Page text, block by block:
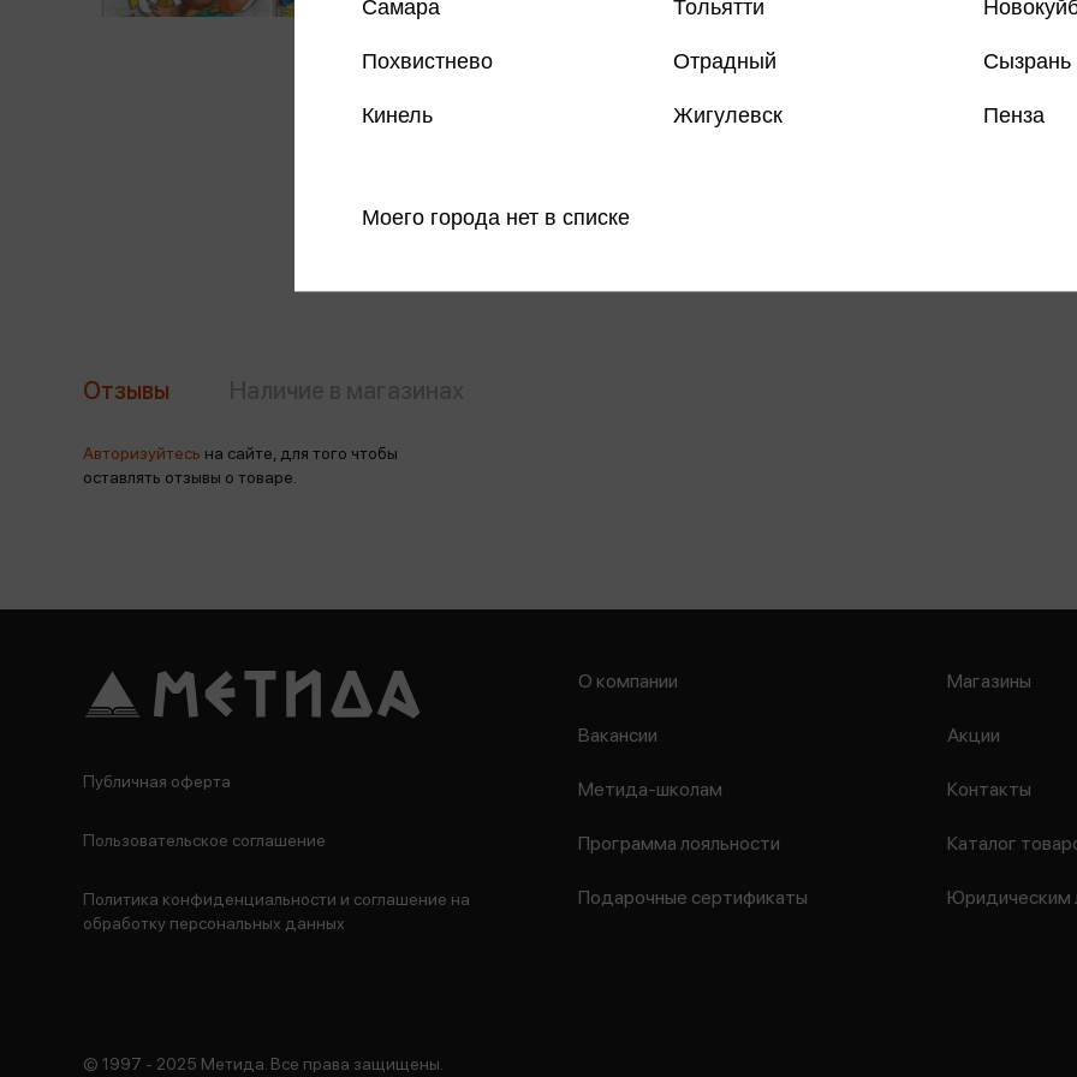
Отзывы
Авторизуйтесь на сайте, для того чтобы
оставлять отзывы о товаре.
Самара Тольятти
Похвистнево Отрадный Сызрань
Кинель Жигулевск Пенза
Моего города нет в списке
О компании
Вакансии
Метида-школам
Программа лояльности
Подарочные сертификаты
Магазины
Акции
Контакты
Каталог
Юридическим
Публичная оферта
Пользовательское соглашение
Политика конфиденциальности и соглашение на
обработку персональных данных
© 1997 - 2025 Метида. Все права защищены.